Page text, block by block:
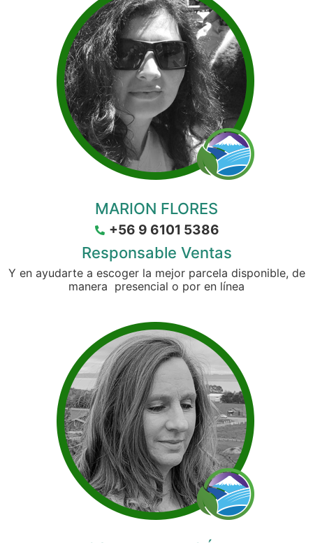
MARION FLORES
+56 9 6101 5386
Responsable Ventas
Y en ayudarte a escoger la mejor parcela disponible, de
manera presencial o por en línea